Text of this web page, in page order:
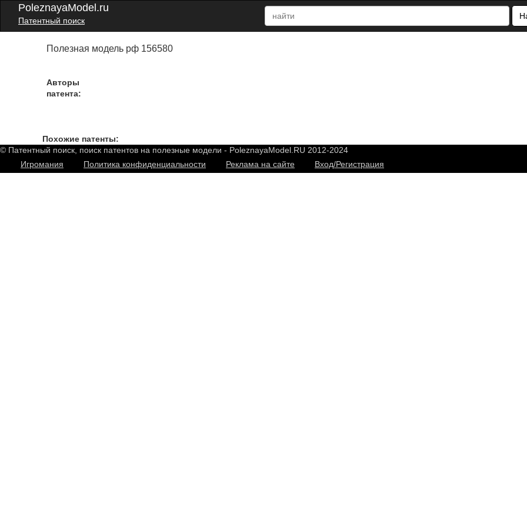
PoleznayaModel.ru
Патентный поиск
Полезная модель рф 156580
Авторы
патента:
Похожие патенты:
© Патентный поиск, поиск патентов на полезные модели - PoleznayaModel.RU 2012-2024
Игромания
Политика конфиденциальности Реклама на сайте Вход/Регистрация